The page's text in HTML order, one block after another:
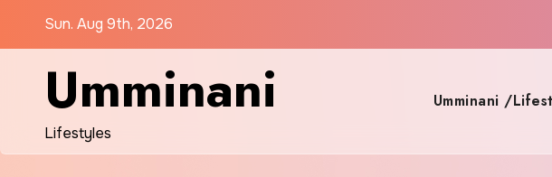
Sun. Aug 9th, 2026
Umminani
Lifestyles
Umminani /